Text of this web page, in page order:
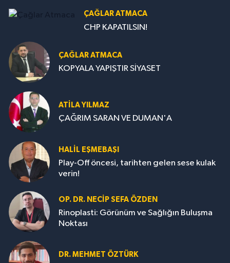
ÇAĞLAR ATMACA
CHP KAPATILSIN!
ÇAĞLAR ATMACA
KOPYALA YAPIŞTIR SİYASET
ATILA YILMAZ
ÇAĞRIM SARAN VE DUMAN'A
HALIL EŞMEBAŞI
Play-Off öncesi, tarihten gelen sese kulak
verin!
OP. DR. NECIP SEFA ÖZDEN
Rinoplasti: Görünüm ve Sağlığın Buluşma
Noktası
DR. MEHMET ÖZTÜRK